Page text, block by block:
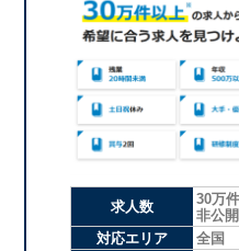
求人数
30万
非公
対応エリア
全国